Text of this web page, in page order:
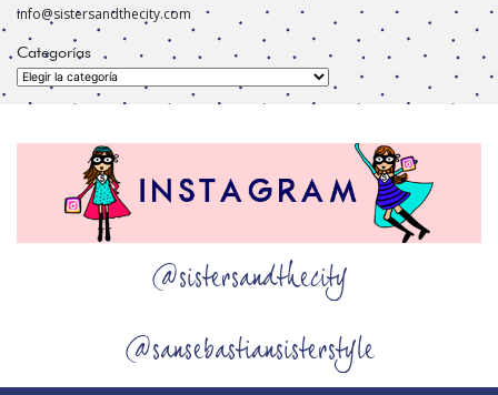
info@sistersandthecity.com
Categorías
Categorías
@sistersandthecity
@sansebastiansisterstyle